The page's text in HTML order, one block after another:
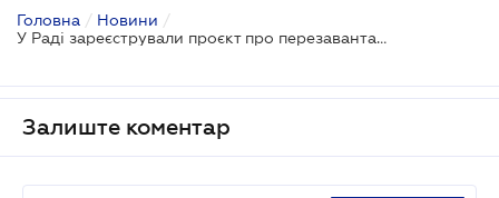
Головна / Новини /
У Раді зареєстрували проєкт про перезавантаження діяльності БЕБ
Залиште коментар